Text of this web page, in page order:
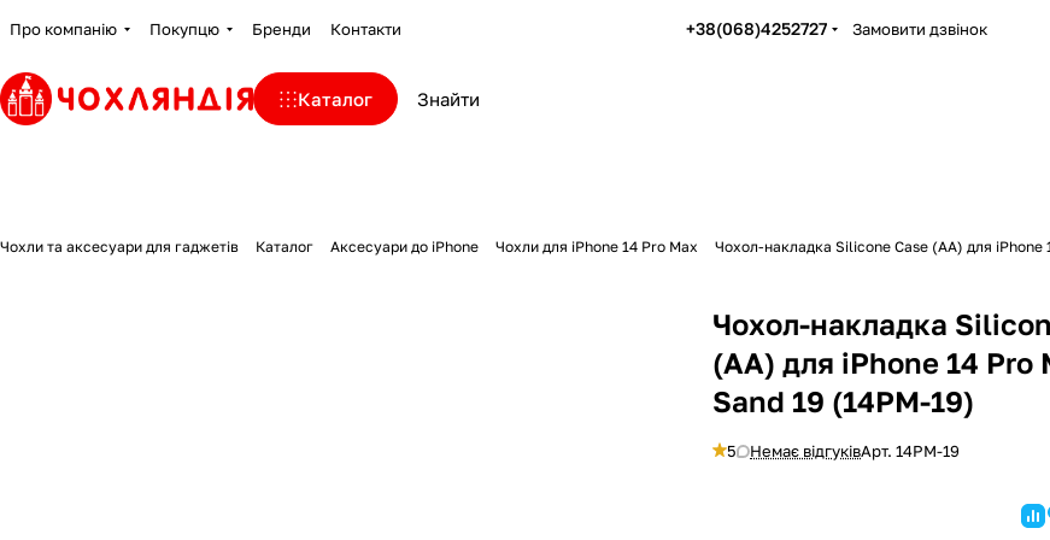
Про компанію Покупцю Бренди Контакти +38(068)4252727 Замовити дзвінок
Каталог
Чохли та аксесуари для гаджетів Каталог Аксесуари до iPhone Чохли для iPhone 14 Pro Max Чохол-накладка Silicone Case (AA) для iPhone
Чохол-накладка
(AA) для iPhone 14 Pro
Sand 19 (14PM-19)
5 Немає відгуківАрт.14PM-19